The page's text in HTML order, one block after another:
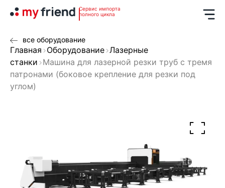
Сервис импорта
полного цикла
все оборудование
Главная Оборудование Лазерные
станки Машина для лазерной резки труб с тремя
патронами (боковое крепление для резки под
углом)